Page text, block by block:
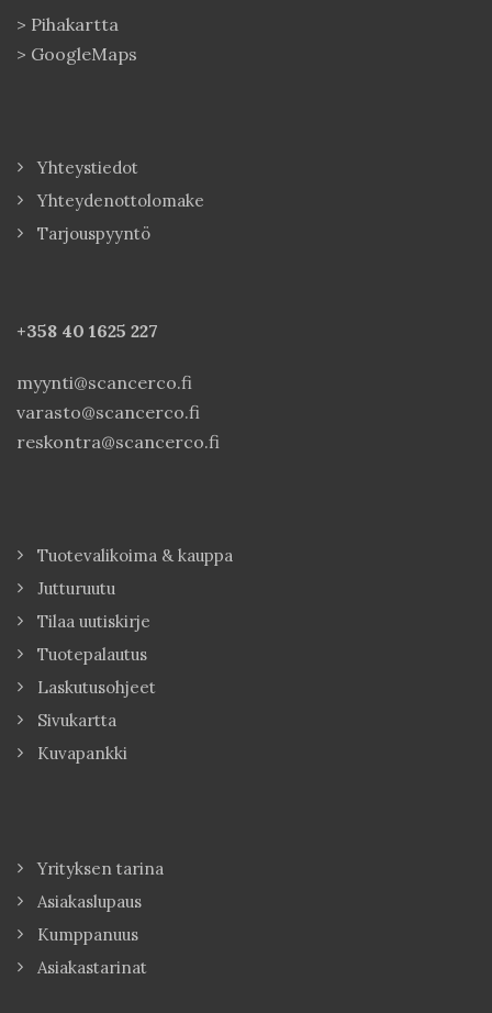
> Pihakartta
> GoogleMaps
Yhteystiedot
Yhteydenottolomake
Tarjouspyyntö
+358 40 1625 227
myynti@scancerco.fi
varasto@scancerco.fi
reskontra@scancerco.fi
Tuotevalikoima & kauppa
Jutturuutu
Tilaa uutiskirje
Tuotepalautus
Laskutusohjeet
Sivukartta
Kuvapankki
Yrityksen tarina
Asiakaslupaus
Kumppanuus
Asiakastarinat